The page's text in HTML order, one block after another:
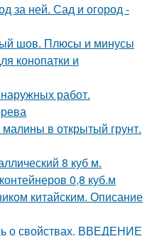
за ней. Сад и огород -
шов. Плюсы и минусы
конопатки и
работ.
в открытый грунт.
8 куб м.
0,8 куб.м
китайским. Описание
о свойствах. ВВЕДЕНИЕ